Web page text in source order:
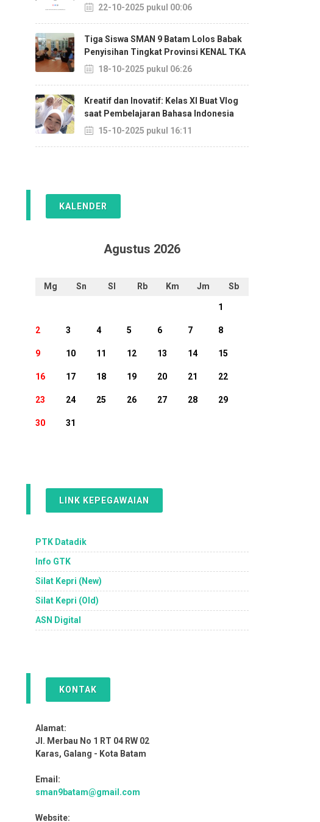
22-10-2025 pukul 00:06
Tiga Siswa SMAN 9 Batam Lolos Babak
Penyisihan Tingkat Provinsi KENAL TKA
18-10-2025 pukul 06:26
Kreatif dan Inovatif: Kelas XI Buat Vlog
saat Pembelajaran Bahasa Indonesia
15-10-2025 pukul 16:11
KALENDER
Agustus 2026
Mg Sn Sl Rb Km Jm Sb
1
2 3 4 5 6 7 8
9 10 11 12 13 14 15
16 17 18 19 20 21 22
23 24 25 26 27 28 29
30 31
LINK KEPEGAWAIAN
PTK Datadik
Info GTK
Silat Kepri (New)
Silat Kepri (Old)
ASN Digital
KONTAK
Alamat:
Jl. Merbau No 1 RT 04 RW 02
Karas, Galang - Kota Batam
Email:
sman9batam@gmail.com
Website: